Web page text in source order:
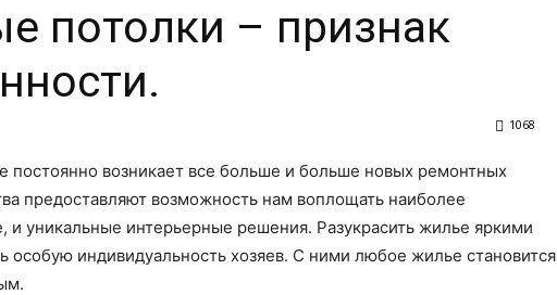
потолки – признак
1068
постоянно возникает все больше и больше новых ремонтных
предоставляют возможность нам воплощать наиболее
и уникальные интерьерные решения. Разукрасить жилье яркими
особую индивидуальность хозяев. С ними любое жилье становится